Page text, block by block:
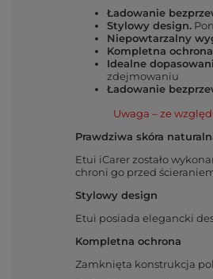
Ładowanie
Stylowy design.
Niepowtarzalny
Kompletna
Idealne
zdejmowaniu
Ładowanie
Uwaga – ze
Prawdziwa skóra
Etui iCarer zostało
chroni go przed
Stylowy design
Etui posiada elegancki
Kompletna ochrona
Zamknięta konstrukcja